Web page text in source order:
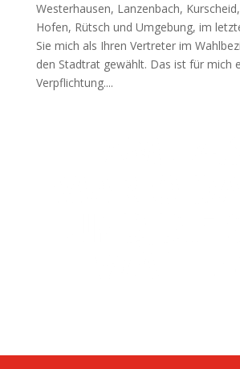
Westerhausen, Lanzenbach,
Hofen, Rütsch und Umgebung, im
Sie mich als Ihren Vertreter im
den Stadtrat gewählt. Das ist für mich
Verpflichtung....